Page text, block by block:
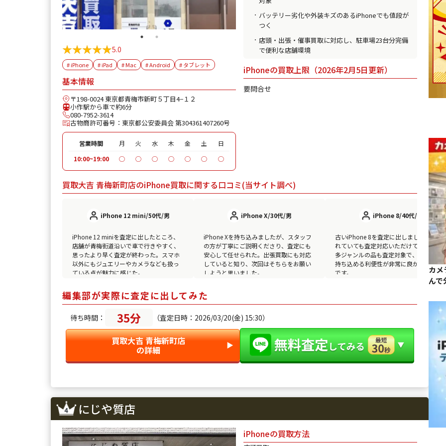
★★★★★
★★★★★5.0
# iPhone # iPad # Mac # Android # タブレット
基本情報
〒198-0024 東京都青梅市新町５丁目4−１２
小作駅から車で約6分
080-7952-3614
古物商許可番号：東京都公安委員会 第304361407260号
営業時間 月 火 水 木 金 土
日
10:00~19:00
◯ ◯ ◯ ◯ ◯ ◯ ◯
バッテリー劣化や外装キズのあるiPhoneでも値段が
つく
店頭・出張・催事買取に対応し、駐車場23台分完備
で便利な店舗環境
iPhoneの買取上限（2026年2月5日更新）
要問合せ
買取大吉 青梅新町店のiPhone買取に関する口コミ(当サイト調べ)
iPhone 12 mini/50代/男
iPhone 12 miniを査定に出したところ、
店舗が青梅街道沿いで車で行きやすく、
思ったより早く査定が終わった。スマホ
以外にもジュエリーやカメラなども扱っ
ている点が魅力に感じた。
iPhone X/30代/男
iPhone Xを持ち込みましたが、スタッフ
の方が丁寧にご説明くださり、査定にも
安心して任せられた。出張買取にも対応
していると知り、次回はそちらをお願い
しようと思いました。
iPhone 8/40代/男
古いiPhone 8を査定に出しましたが、壊
れていても査定対応いただけて驚いた。
多ジャンルの品も査定対象で、まとめて
持ち込める利便性が非常に良かった印象
です。
編集部が実際に査定に出してみた
待ち時間： 35分 （査定日時：2026/03/20(金) 15:30）
買取大吉 青梅新町店
の詳細 ▶︎
にじや質店
iPhoneの買取方法
カ
んで